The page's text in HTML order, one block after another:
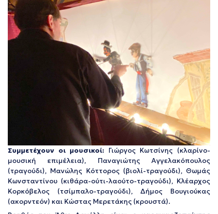
Συμμετέχουν οι μουσικοί: Γιώργος Κωτσίνης (κλαρίνο-
μουσική επιμέλεια), Παναγιώτης Αγγελακόπουλος
(τραγούδι), Μανώλης Κόττορος (βιολί-τραγούδι), Θωμάς
Κωνσταντίνου (κιθάρα-ούτι-λαούτο-τραγούδι), Κλέαρχος
Koρκόβελος (τσίμπαλο-τραγούδι), Δήμος Βουγιούκας
(ακορντεόν) και Κώστας Μερετάκης (κρουστά).